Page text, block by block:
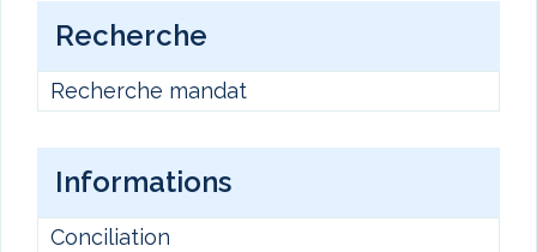
Recherche
Recherche mandat
Informations
Conciliation